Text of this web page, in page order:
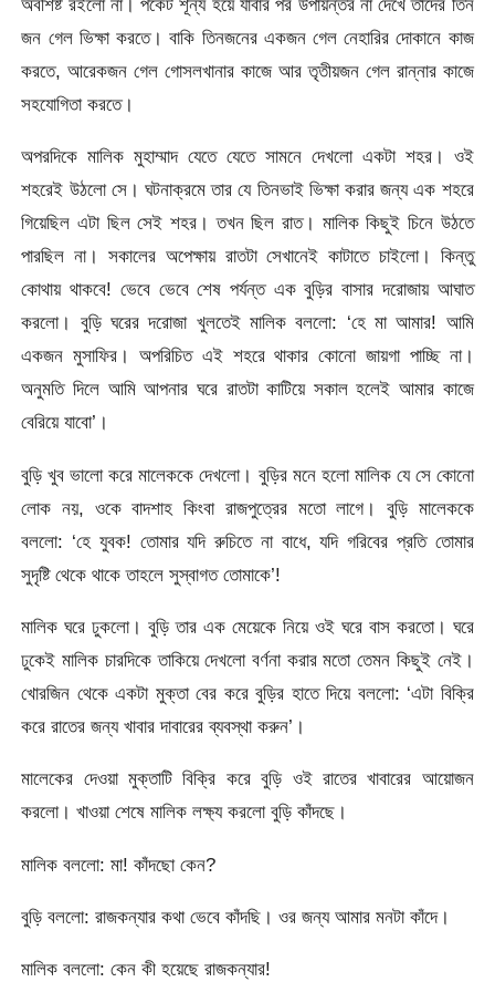
অবশিষ্ট রইলো না। পকেট শূন্য হয়ে যাবার পর উপায়ন্তর না দেখে তাদের তিন
জন গেল ভিক্ষা করতে। বাকি তিনজনের একজন গেল নেহারির দোকানে কাজ
করতে, আরেকজন গেল গোসলখানার কাজে আর তৃতীয়জন গেল রান্নার কাজে
সহযোগিতা করতে।
অপরদিকে মালিক মুহাম্মাদ যেতে যেতে সামনে দেখলো একটা শহর। ওই
শহরেই উঠলো সে। ঘটনাক্রমে তার যে তিনভাই ভিক্ষা করার জন্য এক শহরে
গিয়েছিল এটা ছিল সেই শহর। তখন ছিল রাত। মালিক কিছুই চিনে উঠতে
পারছিল না। সকালের অপেক্ষায় রাতটা সেখানেই কাটাতে চাইলো। কিন্তু
কোথায় থাকবে! ভেবে ভেবে শেষ পর্যন্ত এক বুড়ির বাসার দরোজায় আঘাত
করলো। বুড়ি ঘরের দরোজা খুলতেই মালিক বললো: ‘হে মা আমার! আমি
একজন মুসাফির। অপরিচিত এই শহরে থাকার কোনো জায়গা পাচ্ছি না।
অনুমতি দিলে আমি আপনার ঘরে রাতটা কাটিয়ে সকাল হলেই আমার কাজে
বেরিয়ে যাবো’।
বুড়ি খুব ভালো করে মালেককে দেখলো। বুড়ির মনে হলো মালিক যে সে কোনো
লোক নয়, ওকে বাদশাহ কিংবা রাজপুত্রের মতো লাগে। বুড়ি মালেককে
বললো: ‘হে যুবক! তোমার যদি রুচিতে না বাধে, যদি গরিবের প্রতি তোমার
সুদৃষ্টি থেকে থাকে তাহলে সুস্বাগত তোমাকে’!
মালিক ঘরে ঢুকলো। বুড়ি তার এক মেয়েকে নিয়ে ওই ঘরে বাস করতো। ঘরে
ঢুকেই মালিক চারদিকে তাকিয়ে দেখলো বর্ণনা করার মতো তেমন কিছুই নেই।
খোরজিন থেকে একটা মুক্তা বের করে বুড়ির হাতে দিয়ে বললো: ‘এটা বিক্রি
করে রাতের জন্য খাবার দাবারের ব্যবস্থা করুন’।
মালেকের দেওয়া মুক্তাটি বিক্রি করে বুড়ি ওই রাতের খাবারের আয়োজন
করলো। খাওয়া শেষে মালিক লক্ষ্য করলো বুড়ি কাঁদছে।
মালিক বললো: মা! কাঁদছো কেন?
বুড়ি বললো: রাজকন্যার কথা ভেবে কাঁদছি। ওর জন্য আমার মনটা কাঁদে।
মালিক বললো: কেন কী হয়েছে রাজকন্যার!